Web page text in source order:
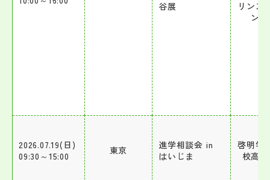
谷展
リンス
ン
2026.07.19(日)
09:30～15:00
東京
進学相談会 in
はいじま
啓明学
校高